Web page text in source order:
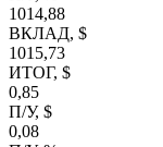
1014,88
ВКЛАД, $
1015,73
ИТОГ, $
0,85
П/У, $
0,08